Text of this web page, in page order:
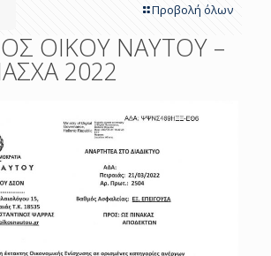
Προβολή όλων
ΟΙΚΟΥ ΝΑΥΤΟΥ –
2022